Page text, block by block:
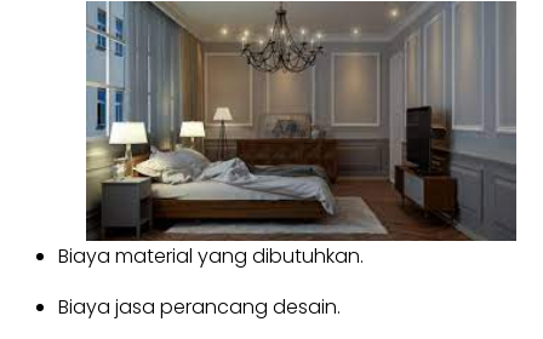
Biaya material yang dibutuhkan.
Biaya jasa perancang desain.